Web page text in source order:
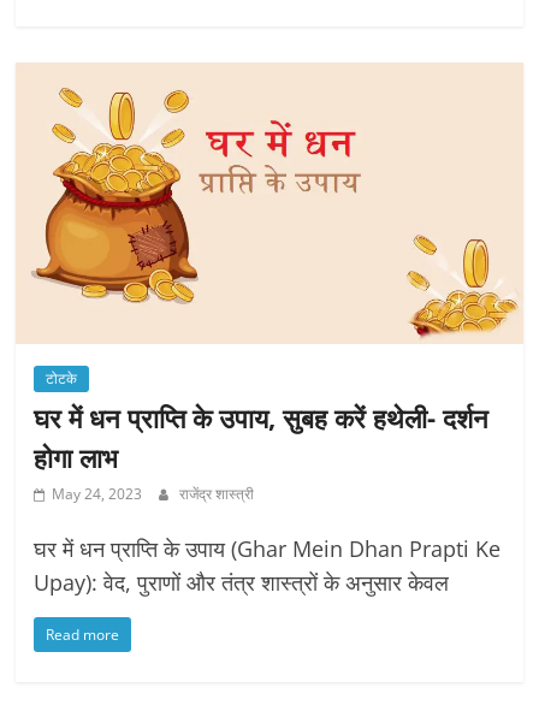
टोटके
घर में धन प्राप्ति के उपाय, सुबह करें हथेली- दर्शन
होगा लाभ
May 24, 2023 राजेंद्र शास्त्री
घर में धन प्राप्ति के उपाय (Ghar Mein Dhan Prapti Ke
Upay): वेद, पुराणों और तंत्र शास्त्रों के अनुसार केवल
Read more